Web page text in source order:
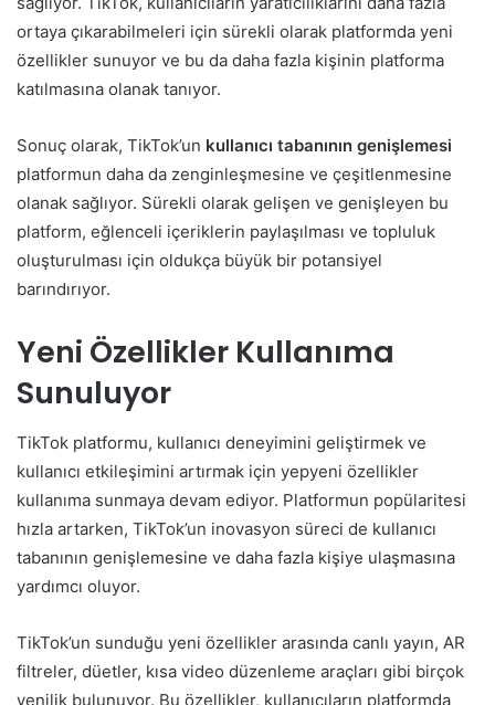
ortaya çıkarabilmeleri için sürekli olarak platformda yeni
özellikler sunuyor ve bu da daha fazla kişinin platforma
katılmasına olanak tanıyor.
Sonuç olarak, TikTok’un kullanıcı tabanının genişlemesi
platformun daha da zenginleşmesine ve çeşitlenmesine
olanak sağlıyor. Sürekli olarak gelişen ve genişleyen bu
platform, eğlenceli içeriklerin paylaşılması ve topluluk
oluşturulması için oldukça büyük bir potansiyel
barındırıyor.
Yeni Özellikler Kullanıma
Sunuluyor
TikTok platformu, kullanıcı deneyimini geliştirmek ve
kullanıcı etkileşimini artırmak için yepyeni özellikler
kullanıma sunmaya devam ediyor. Platformun popülaritesi
hızla artarken, TikTok’un inovasyon süreci de kullanıcı
tabanının genişlemesine ve daha fazla kişiye ulaşmasına
yardımcı oluyor.
TikTok’un sunduğu yeni özellikler arasında canlı yayın, AR
filtreler, düetler, kısa video düzenleme araçları gibi birçok
yenilik bulunuyor. Bu özellikler, kullanıcıların platformda